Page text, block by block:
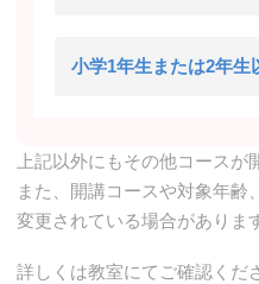
小学1年生または2年生
上記以外にもその他コースが
また、開講コースや対象年齢
変更されている場合がありま
詳しくは教室にてご確認くだ